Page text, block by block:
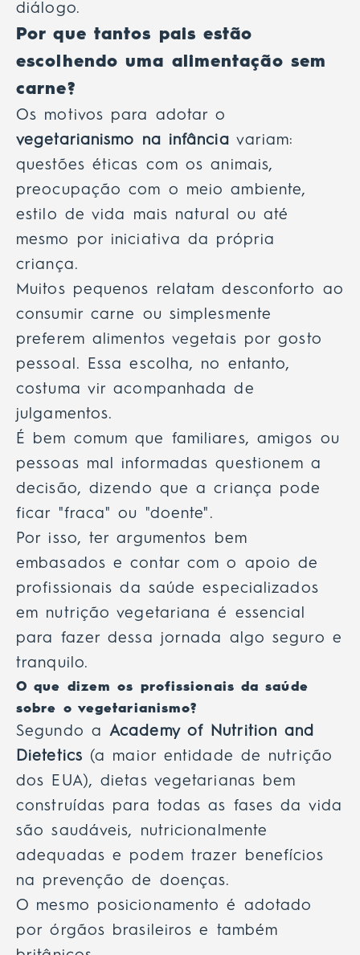
diálogo.
Por que tantos pais estão
escolhendo uma alimentação sem
carne?
Os motivos para adotar o
vegetarianismo na infância variam:
questões éticas com os animais,
preocupação com o meio ambiente,
estilo de vida mais natural ou até
mesmo por iniciativa da própria
criança.
Muitos pequenos relatam desconforto ao
consumir carne ou simplesmente
preferem alimentos vegetais por gosto
pessoal. Essa escolha, no entanto,
costuma vir acompanhada de
julgamentos.
É bem comum que familiares, amigos ou
pessoas mal informadas questionem a
decisão, dizendo que a criança pode
ficar "fraca" ou "doente".
Por isso, ter argumentos bem
embasados e contar com o apoio de
profissionais da saúde especializados
em nutrição vegetariana é essencial
para fazer dessa jornada algo seguro e
tranquilo.
O que dizem os profissionais da saúde
sobre o vegetarianismo?
Segundo a Academy of Nutrition and
Dietetics (a maior entidade de nutrição
dos EUA), dietas vegetarianas bem
construídas para todas as fases da vida
são saudáveis, nutricionalmente
adequadas e podem trazer benefícios
na prevenção de doenças.
O mesmo posicionamento é adotado
por órgãos brasileiros e também